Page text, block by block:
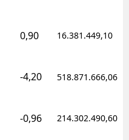
0,90 16.381.449,10
-4,20 518.871.666,06
-0,96 214.302.490,60